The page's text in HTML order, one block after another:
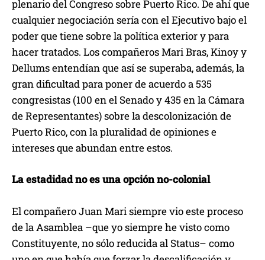
plenario del Congreso sobre Puerto Rico. De ahí que
cualquier negociación sería con el Ejecutivo bajo el
poder que tiene sobre la política exterior y para
hacer tratados. Los compañeros Mari Bras, Kinoy y
Dellums entendían que así se superaba, además, la
gran dificultad para poner de acuerdo a 535
congresistas (100 en el Senado y 435 en la Cámara
de Representantes) sobre la descolonización de
Puerto Rico, con la pluralidad de opiniones e
intereses que abundan entre estos.
La estadidad no es una opción no-colonial
El compañero Juan Mari siempre vio este proceso
de la Asamblea –que yo siempre he visto como
Constituyente, no sólo reducida al Status– como